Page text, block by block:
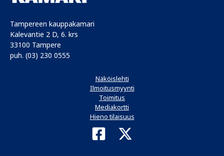
Tampereen kauppakamari
Kalevantie 2 D, 6. krs
33100 Tampere
puh. (03) 230 0555
Näköislehti
Ilmoitusmyynti
Toimitus
Mediakortti
Hieno tilaisuus